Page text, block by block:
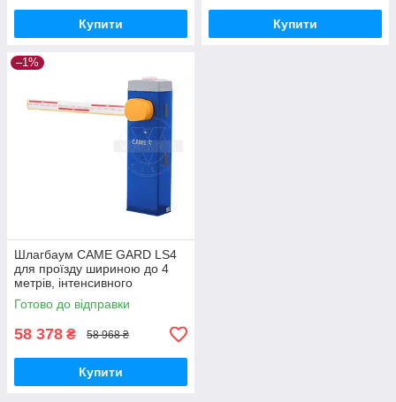
Купити Купити
–1%
Шлагбаум CAME GARD LS4
для проїзду шириною до 4
метрів, інтенсивного
використання
Готово до відправки
58 378 ₴ 58 968 ₴
Купити